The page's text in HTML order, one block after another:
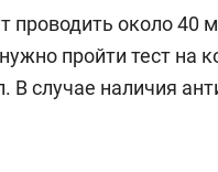
проводить около 40
пройти тест на
В случае наличия